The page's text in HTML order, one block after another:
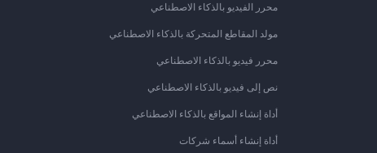
محرر الفيديو بالذكاء الاصطناعي
مولد المقاطع المتحركة بالذكاء الاصطناعي
محرر فيديو بالذكاء الاصطناعي
نص إلى فيديو بالذكاء الاصطناعي
أداة إنشاء المواقع بالذكاء الاصطناعي
أداة إنشاء أسماء شركات